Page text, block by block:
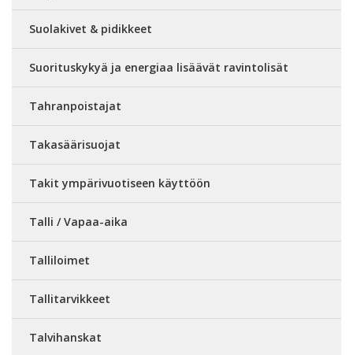
Suolakivet & pidikkeet
Suorituskykyä ja energiaa lisäävät ravintolisät
Tahranpoistajat
Takasäärisuojat
Takit ympärivuotiseen käyttöön
Talli / Vapaa-aika
Talliloimet
Tallitarvikkeet
Talvihanskat